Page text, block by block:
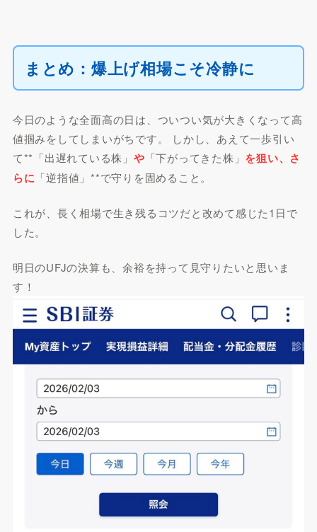
まとめ：爆上げ相場こそ冷静に
今日のような全面高の日は、ついつい気が大きくなって高
値掴みをしてしまいがちです。 しかし、あえて一歩引い
て**「出遅れている株」 や 「下がってきた株」 を狙い、さ
らに 「逆指値」**で守りを固めること。
これが、長く相場で生き残るコツだと改めて感じた1日で
した。
明日のUFJの決算も、余裕を持って見守りたいと思いま
す！